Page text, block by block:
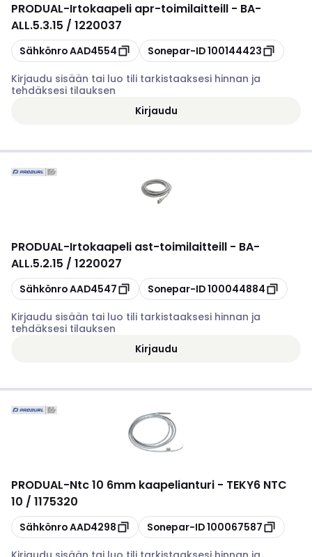
PRODUAL-Irtokaapeli apr-toimilaitteill - BA-
ALL.5.3.15 / 1220037
Kopioi
SähkönroAAD4554 Kopioi
Sonepar-ID100144423
Kirjaudu sisään tai luo tili tarkistaaksesi hinnan ja
tehdäksesi tilauksen
Kirjaudu
PRODUAL-Irtokaapeli ast-toimilaitteill - BA-
ALL.5.2.15 / 1220027
Kopioi
SähkönroAAD4547 Kopioi
Sonepar-ID100044884
Kirjaudu sisään tai luo tili tarkistaaksesi hinnan ja
tehdäksesi tilauksen
Kirjaudu
PRODUAL-Ntc 10 6mm kaapelianturi - TEKY6 NTC
10 / 1175320
Kopioi
SähkönroAAD4298 Kopioi
Sonepar-ID100067587